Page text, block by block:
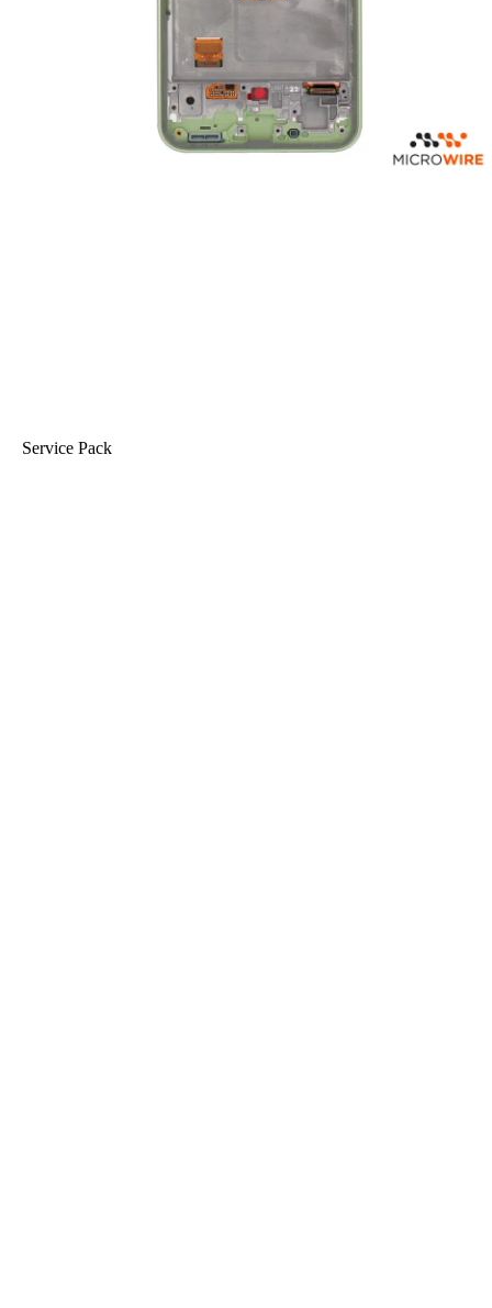
Service Pack